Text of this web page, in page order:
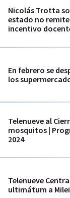
Nicolás Trotta
estado no
incentivo
En febrero se
los
Telenueve al
mosquitos |
2024
Telenueve
ultimátum a Milei